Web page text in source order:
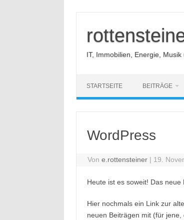
IT, Immobilien, Energie,
STARTSEITE BEITRÄGE
WordPress
Vone.rottensteiner | 19.
Heute ist es soweit! Das
Hier nochmals ein Link zur
neuen Beiträgen mit (für